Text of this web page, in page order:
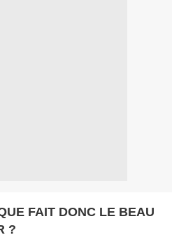
FAIT DONC LE BEAU
?